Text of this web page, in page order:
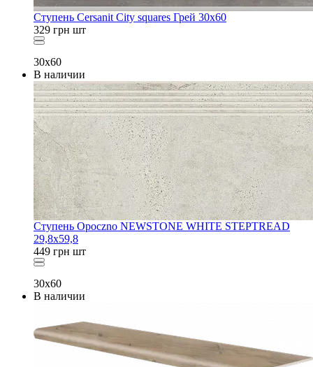
Ступень Cersanit City squares Грей 30x60
329 грн шт
30x60
В наличии
Ступень Opoczno NEWSTONE WHITE STEPTREAD
29,8x59,8
449 грн шт
30x60
В наличии